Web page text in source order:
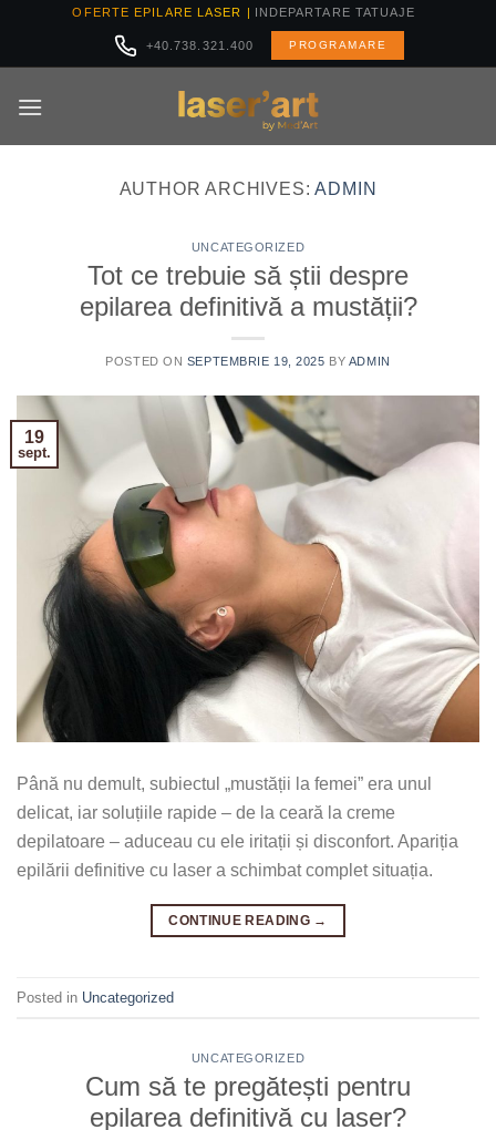
content
OFERTE EPILARE LASER | INDEPARTARE TATUAJE
+40.738.321.400 PROGRAMARE
AUTHOR ARCHIVES:ADMIN
UNCATEGORIZED
Tot ce trebuie să știi despre
epilarea definitivă a mustății?
POSTED ON SEPTEMBRIE 19, 2025 BY ADMIN
19
sept.
Până nu demult, subiectul „mustății la femei” era unul
delicat, iar soluțiile rapide – de la ceară la creme
depilatoare – aduceau cu ele iritații și disconfort. Apariția
epilării definitive cu laser a schimbat complet situația.
CONTINUE READING →
Posted in Uncategorized
UNCATEGORIZED
Cum să te pregătești pentru
epilarea definitivă cu laser?